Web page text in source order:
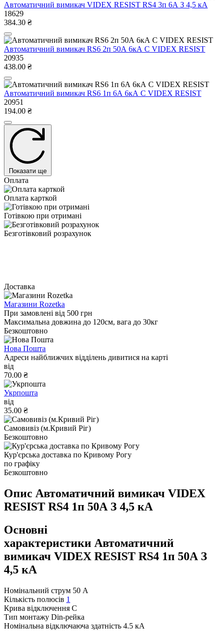
Автоматичний вимикач VIDEX RESIST RS4 3п 6А З 4,5 кА
18629
384.30 ₴
Автоматичний вимикач RS6 2п 50А 6кА С VIDEX RESIST
20935
438.00 ₴
Автоматичний вимикач RS6 1п 6А 6кА С VIDEX RESIST
20951
194.00 ₴
Показати ще
Оплата
Оплата карткой
Готівкою при отримані
Безготівковий розрахунок
Доставка
Магазини Rozetka
При замовлені від 500 грн
Максимальна довжина до 120см, вага до 30кг
Безкоштовно
Нова Пошта
Адреси найближчих відділень дивитися на карті
від
70.00 ₴
Укрпошта
від
35.00 ₴
Самовивіз (м.Кривий Ріг)
Безкоштовно
Кур'єрська доставка по Кривому Рогу
по графіку
Безкоштовно
Опис Автоматичний вимикач VIDEX
RESIST RS4 1п 50А З 4,5 кА
Основні
характеристики Автоматичний
вимикач VIDEX RESIST RS4 1п 50А З
4,5 кА
Номінальний струм 50 А
Кількість полюсів 1
Крива відключення C
Тип монтажу Din-рейка
Номінальна відключаюча здатність 4.5 кА